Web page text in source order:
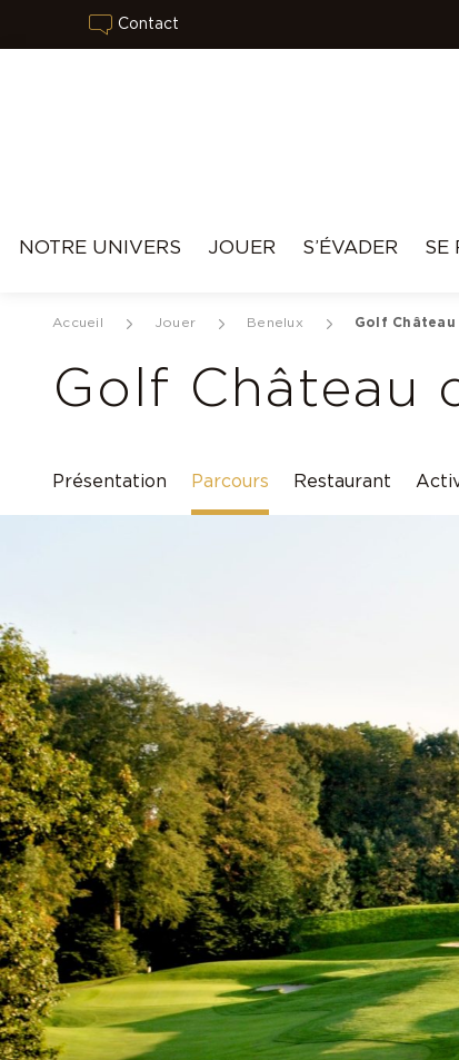
Contact
NOTRE UNIVERS JOUER S’ÉVADER SE
Accueil Jouer Benelux Golf
Golf Château
Présentation Parcours Restaurant